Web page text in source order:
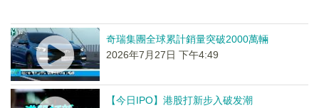
奇瑞集團全球累計銷量突破2000萬輛
2026年7月27日 下午4:49
【今日IPO】港股打新步入破发潮